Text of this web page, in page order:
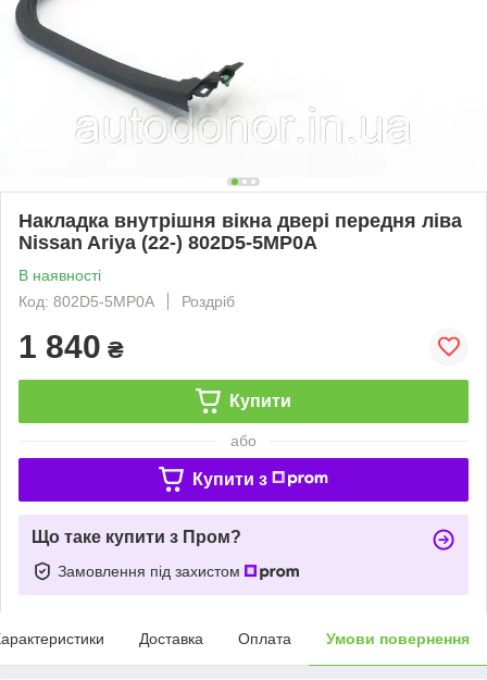
Накладка внутрішня вікна двері передня ліва
Nissan Ariya (22-) 802D5-5MP0A
В наявності
Код: 802D5-5MP0A
Роздріб
1 840 ₴
Купити
або
Купити з
Що таке купити з Пром?
Замовлення під захистом
Доставка Оплата Умови повернення